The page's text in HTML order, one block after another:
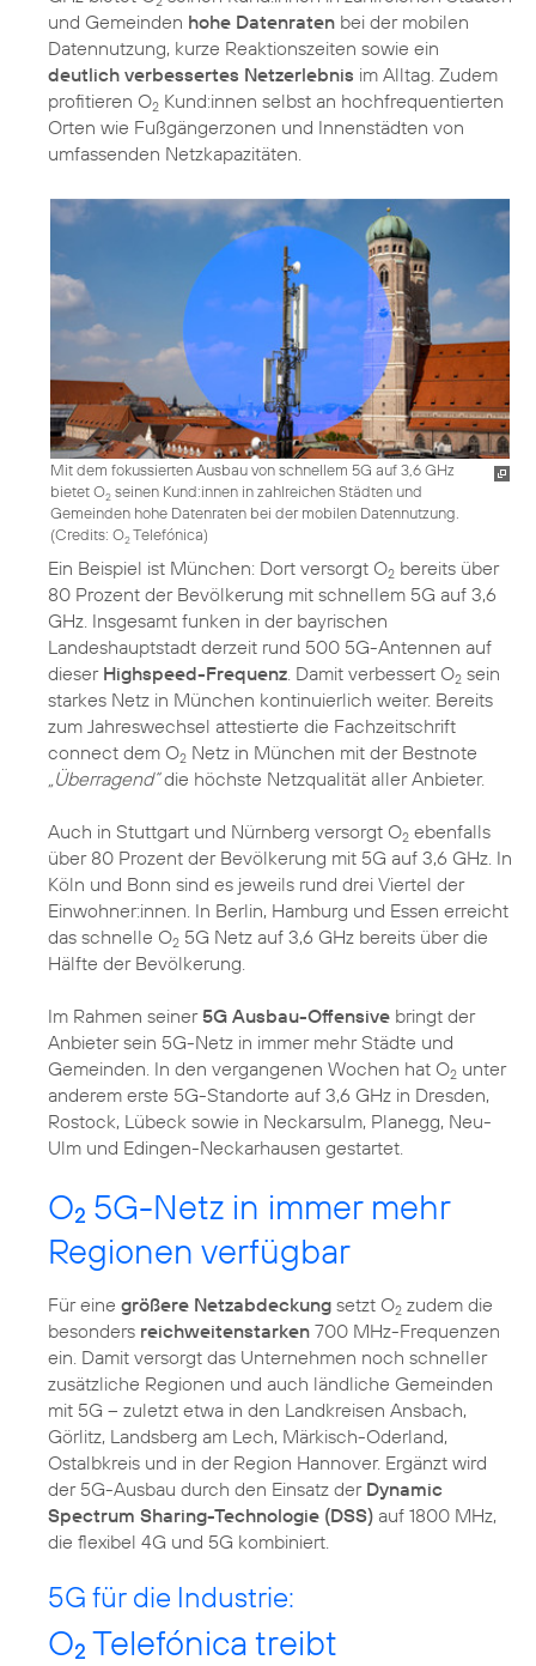
und Gemeinden hohe Datenraten bei der mobilen
Datennutzung, kurze Reaktionszeiten sowie ein
deutlich verbessertes Netzerlebnis im Alltag. Zudem
profitieren O2 Kund:innen selbst an hochfrequentierten
Orten wie Fußgängerzonen und Innenstädten von
umfassenden Netzkapazitäten.
Mit dem fokussierten Ausbau von schnellem 5G auf 3,6 GHz
bietet O2 seinen Kund:innen in zahlreichen Städten und
Gemeinden hohe Datenraten bei der mobilen Datennutzung.
(Credits: O2Telefónica)
Ein Beispiel ist München: Dort versorgt O2 bereits über
80 Prozent der Bevölkerung mit schnellem 5G auf 3,6
GHz. Insgesamt funken in der bayrischen
Landeshauptstadt derzeit rund 500 5G-Antennen auf
dieser Highspeed-Frequenz . Damit verbessert O2 sein
starkes Netz in München kontinuierlich weiter. Bereits
zum Jahreswechsel attestierte die Fachzeitschrift
connect dem O2 Netz in München mit der Bestnote
„Überragend“die höchste Netzqualität aller Anbieter.
Auch in Stuttgart und Nürnberg versorgt O2 ebenfalls
über 80 Prozent der Bevölkerung mit 5G auf 3,6 GHz. In
Köln und Bonn sind es jeweils rund drei Viertel der
Einwohner:innen. In Berlin, Hamburg und Essen erreicht
das schnelle O2 5G Netz auf 3,6 GHz bereits über die
Hälfte der Bevölkerung.
Im Rahmen seiner5G Ausbau-Offensive bringt der
Anbieter sein 5G-Netz in immer mehr Städte und
Gemeinden. In den vergangenen Wochen hat O2 unter
anderem erste 5G-Standorte auf 3,6 GHz in Dresden,
Rostock, Lübeck sowie in Neckarsulm, Planegg, Neu-
Ulm und Edingen-Neckarhausen gestartet.
O2 5G-Netz in immer mehr
Regionen verfügbar
Für eine größere Netzabdeckung setzt O2 zudem die
besonders reichweitenstarken 700 MHz-Frequenzen
ein. Damit versorgt das Unternehmen noch schneller
zusätzliche Regionen und auch ländliche Gemeinden
mit 5G – zuletzt etwa in den Landkreisen Ansbach,
Görlitz, Landsberg am Lech, Märkisch-Oderland,
Ostalbkreis und in der Region Hannover. Ergänzt wird
der 5G-Ausbau durch den Einsatz der Dynamic
Spectrum Sharing-Technologie (DSS) auf 1800 MHz,
die flexibel 4G und 5G kombiniert.
5G für die Industrie:
O2 Telefónica treibt